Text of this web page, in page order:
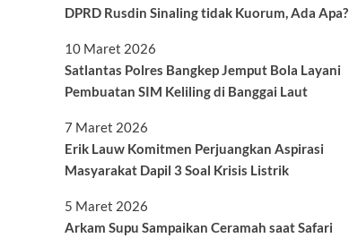
DPRD Rusdin Sinaling tidak Kuorum, Ada Apa?
10 Maret 2026
Satlantas Polres Bangkep Jemput Bola Layani
Pembuatan SIM Keliling di Banggai Laut
7 Maret 2026
Erik Lauw Komitmen Perjuangkan Aspirasi
Masyarakat Dapil 3 Soal Krisis Listrik
5 Maret 2026
Arkam Supu Sampaikan Ceramah saat Safari